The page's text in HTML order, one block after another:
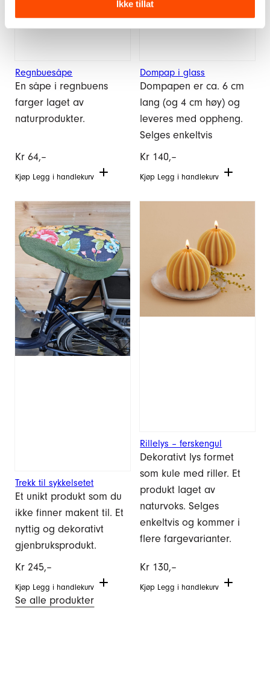
Ikke tillat
Regnbuesåpe
En såpe i regnbuens
farger laget av
naturprodukter.
Kr 64,–
Kjøp Legg i handlekurv
Dompap i glass
Dompapen er ca. 6 cm
lang (og 4 cm høy) og
leveres med oppheng.
Selges enkeltvis
Kr 140,–
Kjøp Legg i handlekurv
Trekk til sykkelsetet
Et unikt produkt som du
ikke finner makent til. Et
nyttig og dekorativt
gjenbruksprodukt.
Kr 245,–
Kjøp Legg i handlekurv
Rillelys – ferskengul
Dekorativt lys formet
som kule med riller. Et
produkt laget av
naturvoks. Selges
enkeltvis og kommer i
flere fargevarianter.
Kr 130,–
Kjøp Legg i handlekurv
Se alle produkter